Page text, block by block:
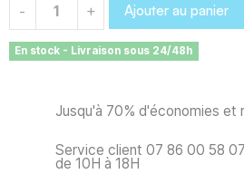
- + Ajouter au panier
En stock - Livraison sous 24/48h
Jusqu'à 70% d'économies et
Service client 07 86 00 58
de 10H à 18H